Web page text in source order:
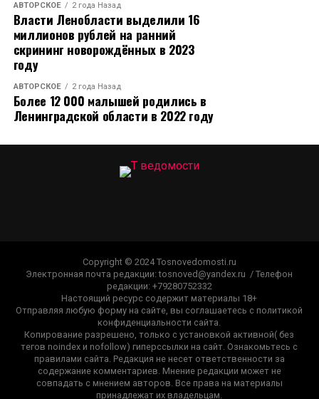
АВТОРСКОЕ 2 года Назад
Власти Ленобласти выделили 16
миллионов рублей на ранний
скрининг новорождённых в 2023
году
АВТОРСКОЕ 2 года Назад
Более 12 000 малышей родились в
Ленинградской области в 2022 году
Copyright © 2024 Tosnovedomosti.ru
Электронная почта редакции: tosnoved@yandex.ru / Телефон
редакции: +79280752332
Настоящий ресурс содержит материалы 18+
Отправляя любую форму на сайте, вы соглашаетесь с политикой
конфиденциальности сайта.
Копирование разрешено, только с установкой активной( без
тегов noindex и nofollow) гиперссылки на сайт. Ознакомьтесь с
правилами сайта. Редакция не несет ответственности за
содержание комментариев. Мнение редакции может не
совпадать с мнением авторов. Все права на материалы
принадлежат их владельцам.